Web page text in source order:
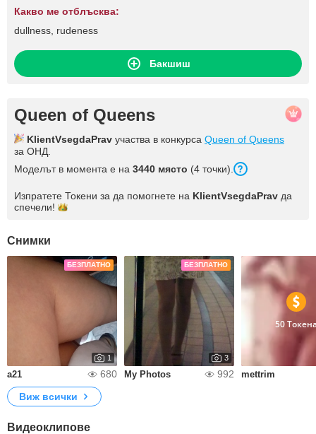
Какво ме отблъсква:
dullness, rudeness
Бакшиш
Queen of Queens
KlientVsegdaPrav участва в конкурса Queen of Queens
за ОНД.
Моделът в момента е на 3440 място (4 точки).
Изпратете Токени за да помогнете на KlientVsegdaPrav да
спечели!
Снимки
БЕЗПЛАТНО
1
a21 680
БЕЗПЛАТНО
3
My Photos 992
50
mettrim
Виж всички
Видеоклипове